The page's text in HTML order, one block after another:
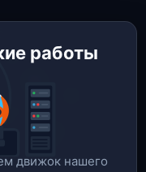
работы
движок нашего